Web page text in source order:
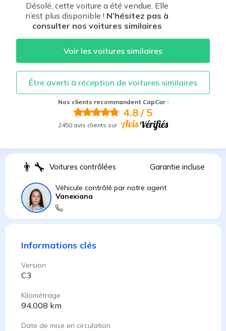
Désolé, cette voiture a été vendue. Elle
n’est plus disponible ! N’hésitez pas à
consulter nos voitures similaires
Voir les voitures similaires
Être averti à réception de voitures similaires
Nos clients recommandent CapCar :
4.8/ 5
2450 avis clients sur
👨 Voitures contrôlées Garantie incluse
Véhicule contrôlé par notre agent
Vanexiana
Informations clés
Version
C3
Kilométrage
94,008 km
Date de mise en circulation